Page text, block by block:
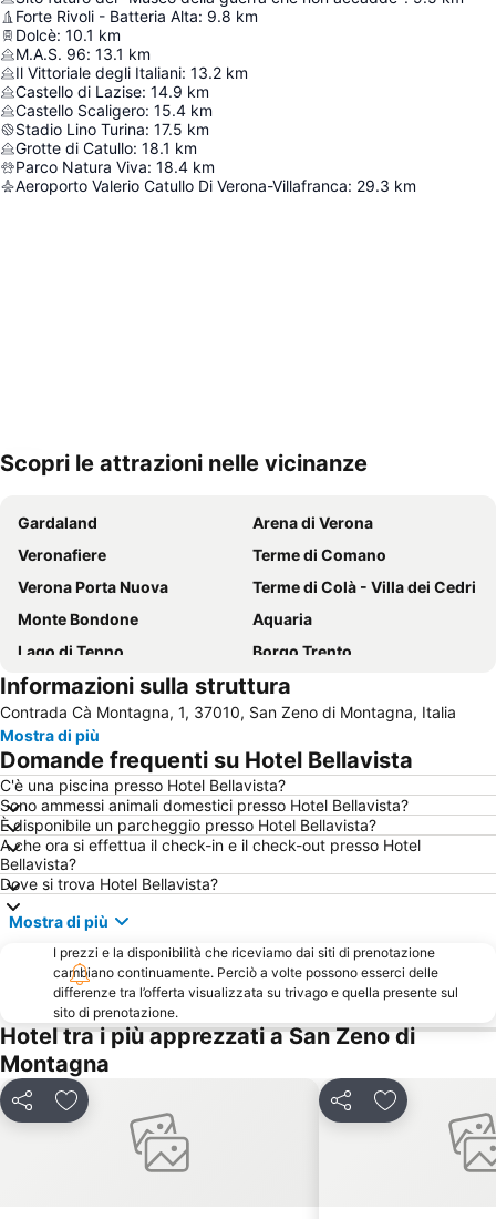
Forte Rivoli - Batteria Alta: 9.8 km
Dolcè: 10.1 km
M.A.S. 96: 13.1 km
Il Vittoriale degli Italiani: 13.2 km
Castello di Lazise: 14.9 km
Castello Scaligero: 15.4 km
Stadio Lino Turina: 17.5 km
Grotte di Catullo: 18.1 km
Parco Natura Viva: 18.4 km
Aeroporto Valerio Catullo Di Verona-Villafranca: 29.3 km
Espandi mappa
Scopri le attrazioni nelle vicinanze
Gardaland
Arena di Verona
Veronafiere
Terme di Comano
Verona Porta Nuova
Terme di Colà - Villa dei Cedri
Monte Bondone
Aquaria
Lago di Tenno
Borgo Trento
Movieland Studio Park
Lago di Ledro
Aeroporto di Verona
Borgo Roma
Parco Natura Viva
Fiera internazionale dei cavalli
Stazione ferroviaria di Brescia
Lago d'Idro
Piazza Bra
Borghetto
Borgo di Rango
Corso Porta Nuova
Impianto sciistico Folgarìa
Il Vittoriale
Stazione ferroviaria
Grotte di Catullo
Porta Nuova
Stadio Marcantonio Bentegodi
Centro Storico di Bardolino
Canevaworld Resort
San Zeno
Pacengo
Monte Baldo - Malcesine
Franciacorta outlet village
Riva del Garda Fiere Congressi
Informazioni sulla struttura
Contrada Cà Montagna, 1, 37010, San Zeno di Montagna, Italia
Mostra di più
Domande frequenti su Hotel Bellavista
C'è una piscina presso Hotel Bellavista?
Sono ammessi animali domestici presso Hotel Bellavista?
È disponibile un parcheggio presso Hotel Bellavista?
A che ora si effettua il check-in e il check-out presso Hotel
Bellavista?
Dove si trova Hotel Bellavista?
Mostra di più
I prezzi e la disponibilità che riceviamo dai siti di prenotazione
cambiano continuamente. Perciò a volte possono esserci delle
differenze tra l’offerta visualizzata su trivago e quella presente sul
sito di prenotazione.
Hotel tra i più apprezzati a San Zeno di
Montagna
CondividiAggiungi ai preferiti CondividiAggiungi ai